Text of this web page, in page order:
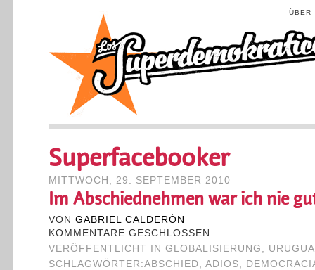
ÜBER
Superfacebooker
MITTWOCH, 29. SEPTEMBER 2010
Im Abschiednehmen war ich nie
VON GABRIEL CALDERÓN
KOMMENTARE GESCHLOSSEN
VERÖFFENTLICHT IN GLOBALISIERUNG ,
SCHLAGWÖRTER:ABSCHIED,ADIOS,